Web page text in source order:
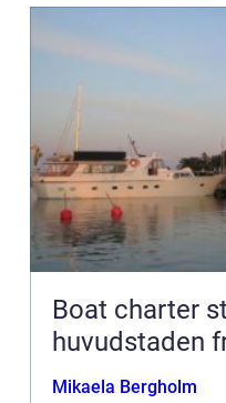
Boat charter
huvudstaden
Mikaela Bergholm